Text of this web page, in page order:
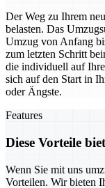
Der Weg zu Ihrem
belasten. Das
Umzug von Anfang
zum letzten Schritt
die individuell auf
sich auf den Start in
oder Ängste.
Features
Diese Vorteile
Wenn Sie mit uns
Vorteilen. Wir bieten